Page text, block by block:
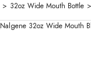
32oz Wide Mouth Bottle